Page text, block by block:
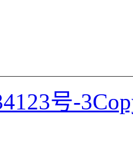
号-